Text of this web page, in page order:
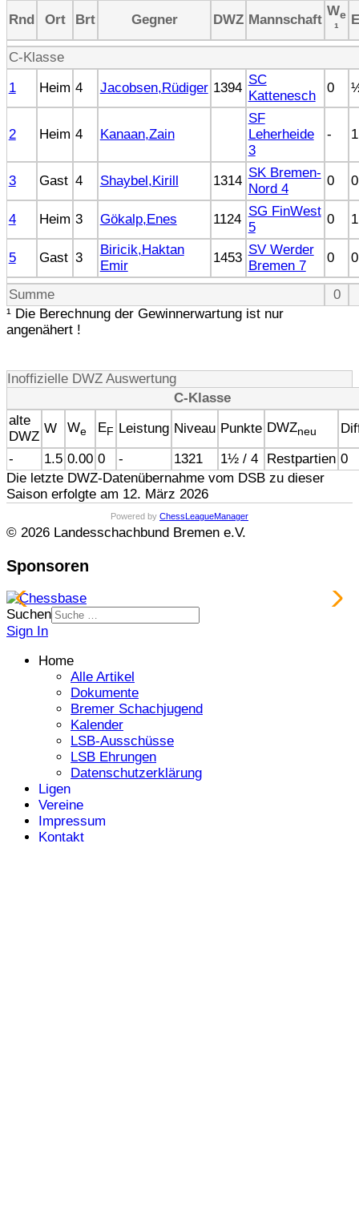
Rnd
Ort Brt Gegner DWZ Mannschaft
We
¹
C-Klasse
1
Heim 4 Jacobsen,Rüdiger 1394
SC
Kattenesch
0
2 Heim 4 Kanaan,Zain
SF
Leherheide
3
- 1
3 Gast 4 Shaybel,Kirill 1314
SK Bremen-
Nord 4
0 0
4 Heim 3 Gökalp,Enes 1124
SG FinWest
5
0 1
5 Gast 3
Biricik,Haktan
Emir
1453
SV Werder
Bremen 7
0 0
Summe
0
¹ Die Berechnung der Gewinnerwartung ist nur
angenähert !
Inoffizielle DWZ Auswertung
C-Klasse
alte
DWZ
W We EF Leistung Niveau Punkte DWZneu
-
1.5 0.00 0 - 1321 1½ / 4 Restpartien 0
Die letzte DWZ-Datenübernahme vom DSB zu dieser
Saison erfolgte am 12. März 2026
Powered by ChessLeagueManager
© 2026 Landesschachbund Bremen e.V.
Sponsoren
Suchen
Sign In
Home
Alle Artikel
Dokumente
Bremer Schachjugend
Kalender
LSB-Ausschüsse
LSB Ehrungen
Datenschutzerklärung
Ligen
Vereine
Impressum
Kontakt